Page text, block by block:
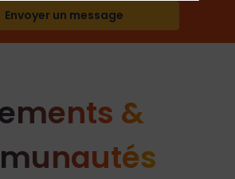
Envoyer un message
&